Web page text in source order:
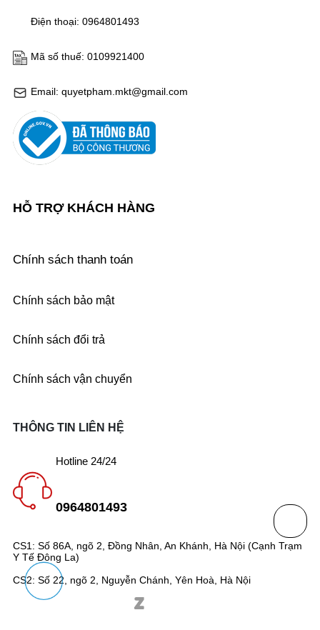
Email: quyetpham.mkt@gmail.com
Mã số thuế: 0109921400
Điện thoại: 0964801493
HỖ TRỢ KHÁCH HÀNG
Chính sách thanh toán
Chính sách bảo mật
Chính sách đổi trả
Chính sách vận chuyển
CS1: Số 86A, ngõ 2, Đồng Nhân, An Khánh, Hà Nội (Cạnh Trạm
Y Tế Đông La)
CS2: Số 22, ngõ 2, Nguyễn Chánh, Yên Hoà, Hà Nội
THÔNG TIN LIÊN HỆ
Hotline 24/24
0964801493